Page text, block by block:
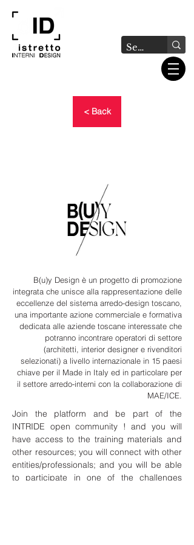
< Back
B(u)y Design è un progetto di promozione
integrata che unisce alla rappresentazione delle
eccellenze del sistema arredo-design toscano,
una importante azione commerciale e formativa
dedicata alle aziende toscane interessate che
potranno incontrare operatori di settore
(architetti, interior designer e rivenditori
selezionati) a livello internazionale in 15 paesi
chiave per il Made in Italy ed in particolare per
il settore arredo-interni con la collaborazione di
MAE/ICE.
Join the platform and be part of the
INTRIDE open community ! and you will
have access to the training materials and
other resources; you will connect with other
entities/professionals; and you will be able
to participate in one of the challenges